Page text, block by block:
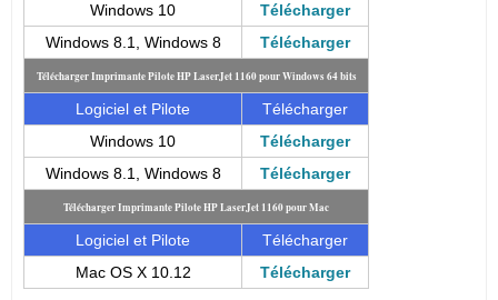
Windows 10
Télécharger
Windows 8.1, Windows 8
Télécharger
Télécharger Imprimante Pilote HP LaserJet 1160 pour Windows 64 bits
Logiciel et Pilote
Télécharger
Windows 10
Télécharger
Windows 8.1, Windows 8
Télécharger
Télécharger Imprimante Pilote HP LaserJet 1160 pour Mac
Logiciel et Pilote
Télécharger
Mac OS X 10.12
Télécharger